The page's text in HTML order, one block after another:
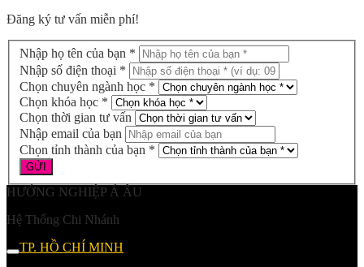
Đăng ký tư vấn miễn phí!
Nhập họ tên của bạn *
Nhập số điện thoại *
Chọn chuyên ngành học *
Chọn khóa học *
Chọn thời gian tư vấn
Nhập email của bạn
Chọn tỉnh thành của bạn *
HƯỚNG NGHIỆP Á ÂU
Hệ Thống Chi Nhánh
TP. HỒ CHÍ MINH